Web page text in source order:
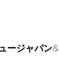
ージャパン&